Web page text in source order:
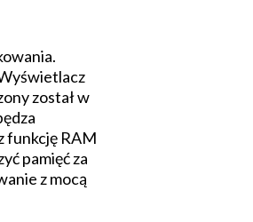
został w
funkcję RAM
pamięć za
z mocą